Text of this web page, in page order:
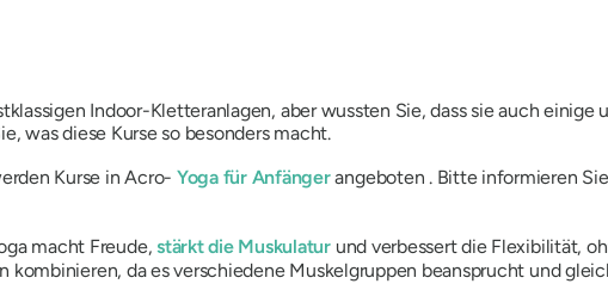
Indoor-Kletteranlagen, aber wussten Sie, dass sie auch einige
was diese Kurse so besonders macht.
Kurse in Acro- Yoga für Anfängerangeboten . Bitte informieren
macht Freude,stärkt die Muskulatur und verbessert die Flexibilität,
kombinieren, da es verschiedene Muskelgruppen beansprucht und